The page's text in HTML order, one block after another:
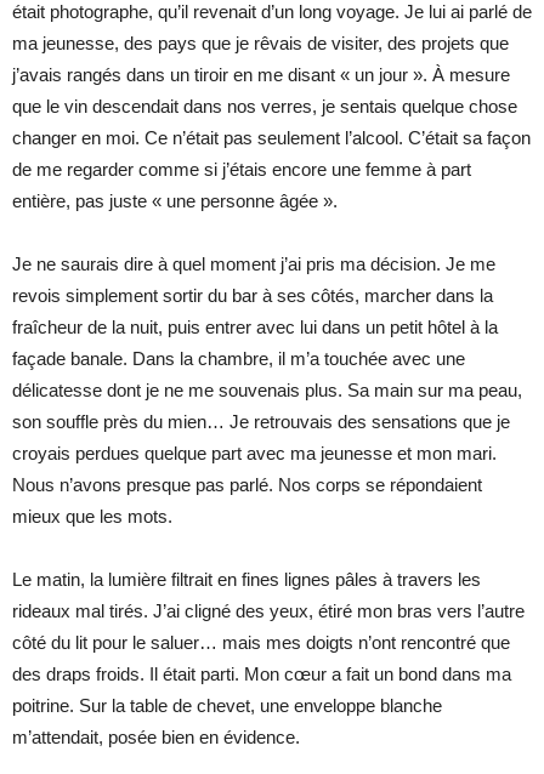
était photographe, qu’il revenait d’un long voyage. Je lui ai parlé de
ma jeunesse, des pays que je rêvais de visiter, des projets que
j’avais rangés dans un tiroir en me disant « un jour ». À mesure
que le vin descendait dans nos verres, je sentais quelque chose
changer en moi. Ce n’était pas seulement l’alcool. C’était sa façon
de me regarder comme si j’étais encore une femme à part
entière, pas juste « une personne âgée ».
Je ne saurais dire à quel moment j’ai pris ma décision. Je me
revois simplement sortir du bar à ses côtés, marcher dans la
fraîcheur de la nuit, puis entrer avec lui dans un petit hôtel à la
façade banale. Dans la chambre, il m’a touchée avec une
délicatesse dont je ne me souvenais plus. Sa main sur ma peau,
son souffle près du mien… Je retrouvais des sensations que je
croyais perdues quelque part avec ma jeunesse et mon mari.
Nous n’avons presque pas parlé. Nos corps se répondaient
mieux que les mots.
Le matin, la lumière filtrait en fines lignes pâles à travers les
rideaux mal tirés. J’ai cligné des yeux, étiré mon bras vers l’autre
côté du lit pour le saluer… mais mes doigts n’ont rencontré que
des draps froids. Il était parti. Mon cœur a fait un bond dans ma
poitrine. Sur la table de chevet, une enveloppe blanche
m’attendait, posée bien en évidence.